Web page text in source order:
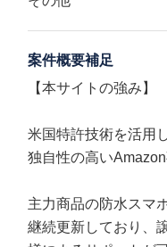
案件概要補足
【本サイトの強み】
米国特許技術を活用
独自性の高いAmazon
主力商品の防水スマ
継続更新しており、